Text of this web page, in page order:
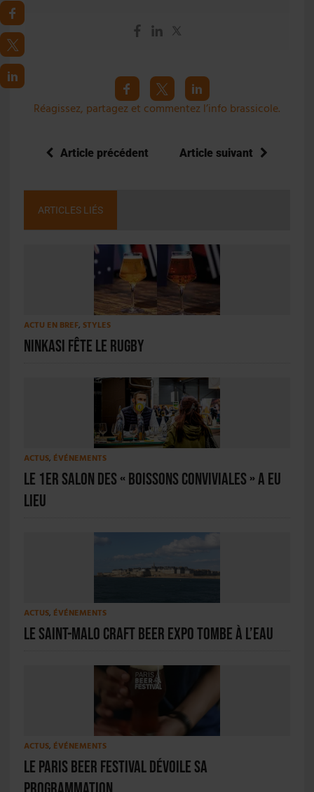
Réagissez, partagez et commentez l’info brassicole.
Article précédent Article suivant
ARTICLES LIÉS
ACTU EN BREF, STYLES
Ninkasi fête le rugby
ACTUS, ÉVÉNEMENTS
Le 1er salon des « boissons conviviales » a eu
lieu
ACTUS, ÉVÉNEMENTS
Le Saint-Malo Craft Beer Expo tombe à l’eau
ACTUS, ÉVÉNEMENTS
Le Paris Beer Festival dévoile sa